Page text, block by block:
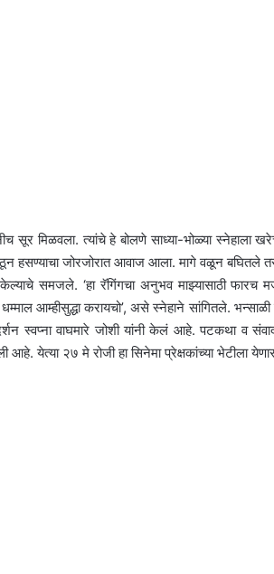
सूर मिळवला. त्यांचे हे बोलणे साध्या-भोळ्या
हसण्याचा जोरजोरात आवाज आला. मागे वळून बघितले
समजले. ‘हा रॅगिंगचा अनुभव माझ्यासाठी फारच
आम्हीसुद्धा करायचो’, असे स्नेहाने सांगितले. भन्साळी
स्वप्ना वाघमारे जोशी यांनी केलं आहे. पटकथा व
आहे. येत्या २७ मे रोजी हा सिनेमा प्रेक्षकांच्या भेटीला